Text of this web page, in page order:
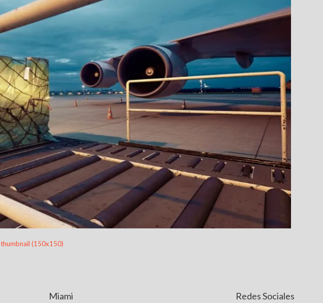
thumbnail (150x150)
Miami Redes Sociales